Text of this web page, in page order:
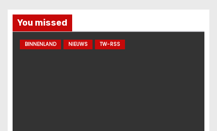
You missed
BINNENLAND NIEUWS TW-RSS